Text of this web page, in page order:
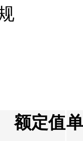
额定值